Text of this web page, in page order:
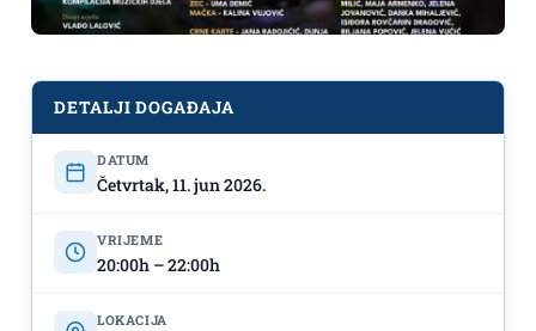
Koreobajka „Alisa u zemlji čuda“
11.juna u KIC-u ,,Budo Tomović"
DETALJI DOGAĐAJA
DATUM
Četvrtak, 11. jun 2026.
VRIJEME
20:00h – 22:00h
LOKACIJA